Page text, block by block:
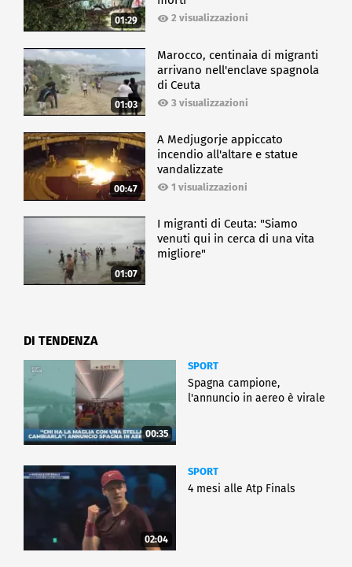
01:29 2 visualizzazioni
01:03
Marocco, centinaia di migranti
arrivano nell'enclave spagnola
di Ceuta
3 visualizzazioni
00:47
A Medjugorje appiccato
incendio all'altare e statue
vandalizzate
1 visualizzazioni
01:07
I migranti di Ceuta: "Siamo
venuti qui in cerca di una vita
migliore"
DI TENDENZA
00:35
SPORT
Spagna campione,
l'annuncio in aereo è virale
02:04
SPORT
4 mesi alle Atp Finals